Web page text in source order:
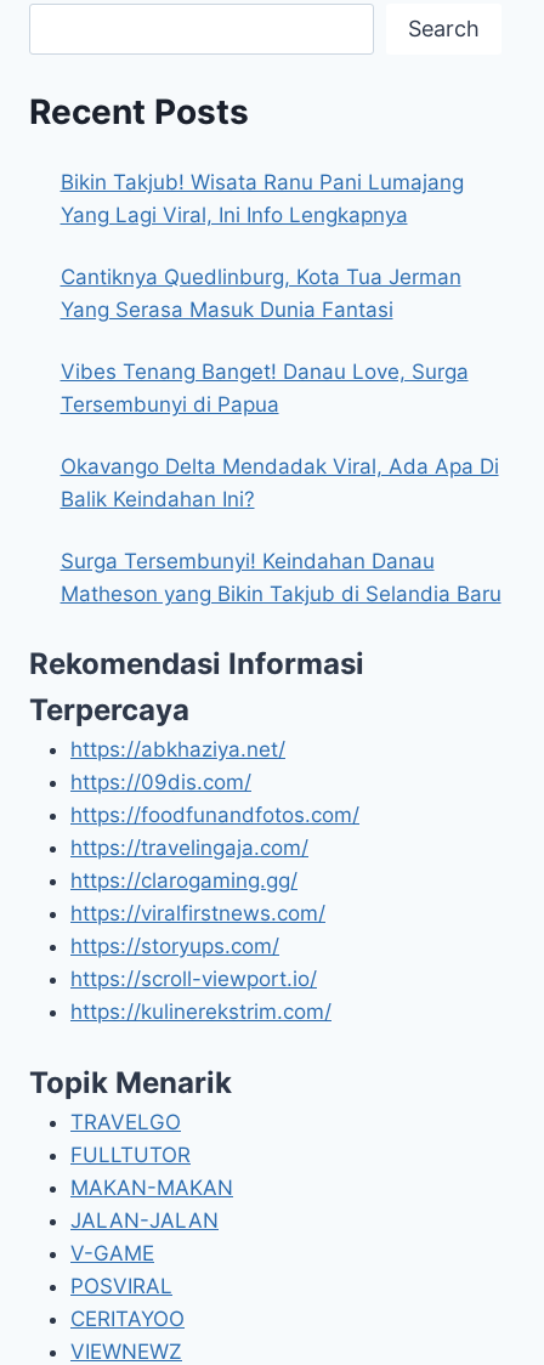
Search
Recent Posts
Bikin Takjub! Wisata Ranu Pani Lumajang
Yang Lagi Viral, Ini Info Lengkapnya
Cantiknya Quedlinburg, Kota Tua Jerman
Yang Serasa Masuk Dunia Fantasi
Vibes Tenang Banget! Danau Love, Surga
Tersembunyi di Papua
Okavango Delta Mendadak Viral, Ada Apa Di
Balik Keindahan Ini?
Surga Tersembunyi! Keindahan Danau
Matheson yang Bikin Takjub di Selandia Baru
Rekomendasi Informasi
Terpercaya
https://abkhaziya.net/
https://09dis.com/
https://foodfunandfotos.com/
https://travelingaja.com/
https://clarogaming.gg/
https://viralfirstnews.com/
https://storyups.com/
https://scroll-viewport.io/
https://kulinerekstrim.com/
Topik Menarik
TRAVELGO
FULLTUTOR
MAKAN-MAKAN
JALAN-JALAN
V-GAME
POSVIRAL
CERITAYOO
VIEWNEWZ